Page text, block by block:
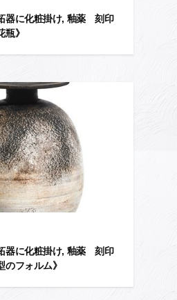
器に化粧掛け, 釉薬 刻印
瓶》
器に化粧掛け, 釉薬 刻印
のフォルム》